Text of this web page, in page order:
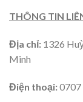
THÔNG TIN
Địa chỉ: 1326
Minh
Điện thoại:0707